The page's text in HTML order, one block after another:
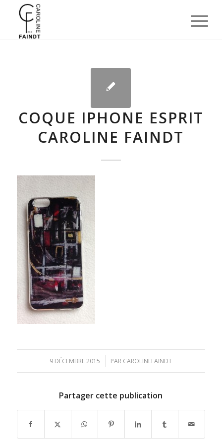
COQUE IPHONE ESPRIT
CAROLINE FAINDT
9 DÉCEMBRE 2015
/ PAR CAROLINEFAINDT
Partager cette publication